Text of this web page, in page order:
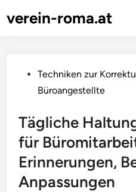
toverein-roma.at
PostedTechniken zur
Büroangestellte
Tägliche
für
Erinnerungen,
Anpassungen